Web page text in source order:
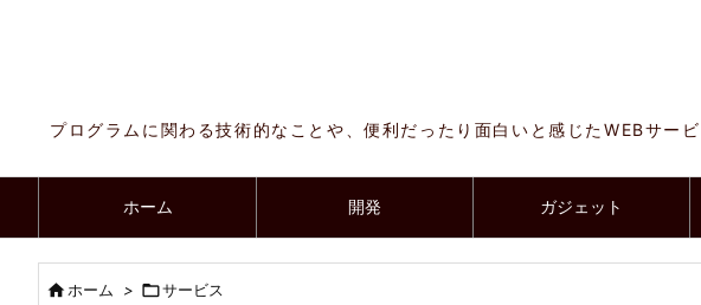
プログラムに関わる技術的なことや、便利だったり面白いと感じたWEBサ
ホーム 開発 ガジェット
ホーム > サービス